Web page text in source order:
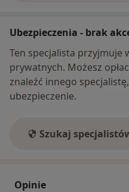
Ubezpieczenia - brak
Ten specjalista przyjmuje
prywatnych. Możesz
znaleźć innego
ubezpieczenie.
Szukaj
Opinie